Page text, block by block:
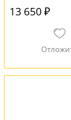
13 650 ₽